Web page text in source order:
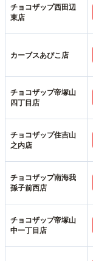
チョコザップ西田辺
東店
カーブスあびこ店
チョコザップ帝塚山
四丁目店
チョコザップ住吉山
之内店
チョコザップ南海我
孫子前西店
チョコザップ帝塚山
中一丁目店